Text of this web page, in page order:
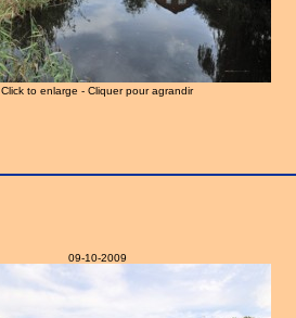
Click to enlarge - Cliquer pour agrandir
09-10-2009